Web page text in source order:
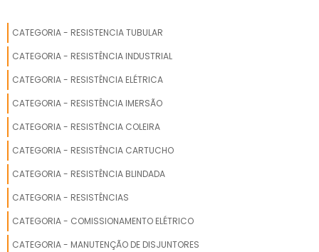
conta com um time de
profissionais
serviço, além de
investir em
modernos, que se
ajustam a sua
Engetherm é uma
empresa que tem sido
positiva no segmento
pela seriedade e
CATEGORIA - RESISTENCIA TUBULAR
CATEGORIA - RESISTÊNCIA INDUSTRIAL
CATEGORIA - RESISTÊNCIA ELÉTRICA
CATEGORIA - RESISTÊNCIA IMERSÃO
CATEGORIA - RESISTÊNCIA COLEIRA
CATEGORIA - RESISTÊNCIA CARTUCHO
CATEGORIA - RESISTÊNCIA BLINDADA
CATEGORIA - RESISTÊNCIAS
CATEGORIA - COMISSIONAMENTO ELÉTRICO
CATEGORIA - MANUTENÇÃO DE DISJUNTORES